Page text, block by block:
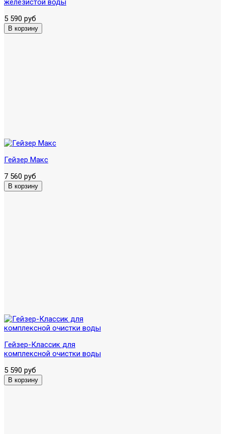
железистой воды
5 590 руб
Гейзер Макс
7 560 руб
Гейзер-Классик для
комплексной очистки воды
5 590 руб